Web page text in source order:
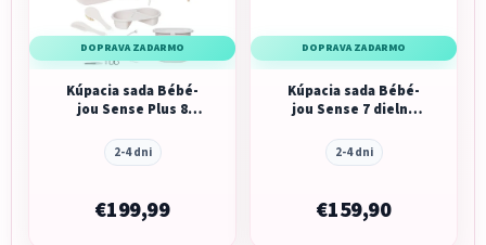
DOPRAVA ZADARMO
Kúpacia sada Bébé-
jou Sense Plus 8
digit.
2-4 dni
€199,99
DOPRAVA ZADARMO
Kúpacia sada Bébé-
jou Sense 7 dielna
2-4 dni
€159,90